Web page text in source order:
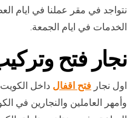
نتواجد في مقر عملنا في ايام
الخدمات في ايام الجمعة.
نجار فتح
اول نجار فتح اقفال داخل
وأمهر العاملين والنجارين في